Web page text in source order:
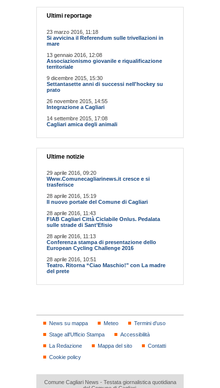
Ultimi reportage
23 marzo 2016, 11:18
Si avvicina il Referendum sulle trivellazioni in
mare
13 gennaio 2016, 12:08
Associazionismo giovanile e riqualificazione
territoriale
9 dicembre 2015, 15:30
Settantasette anni di successi nell'hockey su
prato
26 novembre 2015, 14:55
Integrazione a Cagliari
14 settembre 2015, 17:08
Cagliari amica degli animali
Ultime notizie
29 aprile 2016, 09:20
Www.Comunecagliarinews.it cresce e si
trasferisce
28 aprile 2016, 15:19
Il nuovo portale del Comune di Cagliari
28 aprile 2016, 11:43
FIAB Cagliari Città Ciclabile Onlus. Pedalata
sulle strade di Sant’Efisio
28 aprile 2016, 11:13
Conferenza stampa di presentazione dello
European Cycling Challenge 2016
28 aprile 2016, 10:51
Teatro. Ritorna “Ciao Maschio!" con La madre
del prete
News su mappa Meteo
Termini d'uso
Stage all'Ufficio Stampa
Accessibilità
La Redazione
Mappa del sito
Contatti
Cookie policy
Comune Cagliari News - Testata giornalistica quotidiana